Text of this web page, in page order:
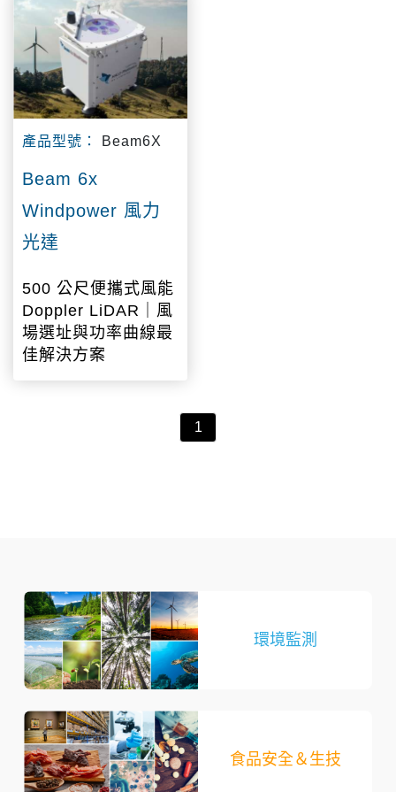
產品型號： Beam6X
Beam 6x
Windpower 風力
光達
500 公尺便攜式風能
Doppler LiDAR｜風
場選址與功率曲線最
佳解決方案
1
環境監測
食品安全＆生技